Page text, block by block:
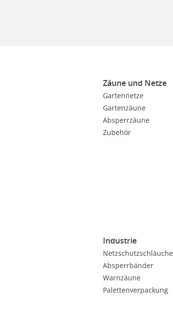
Zäune und Netze
Gartennetze
Gartenzäune
Absperrzäune
Zubehör
Industrie
Netzschutzschläuche
Absperrbänder
Warnzäune
Palettenverpackung